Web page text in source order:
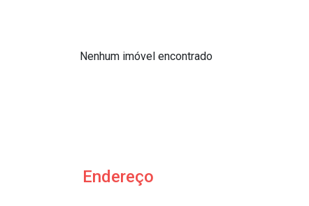
Nenhum imóvel encontrado
Endereço